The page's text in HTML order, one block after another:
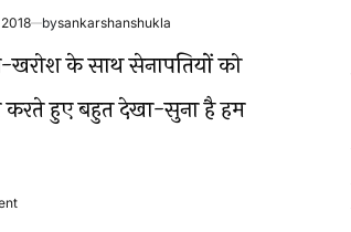
bysankarshanshukla
के साथ सेनापतियों को
हुए बहुत देखा-सुना है हम
on